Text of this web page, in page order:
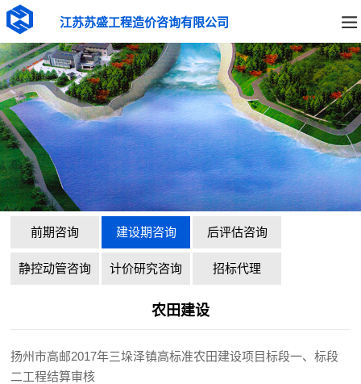
江苏苏盛工程造价咨询有限公司
前期咨询 建设期咨询 后评估咨询
静控动管咨询 计价研究咨询 招标代理
农田建设
扬州市高邮2017年三垛泽镇高标准农田建设项目标段一、标段
二工程结算审核